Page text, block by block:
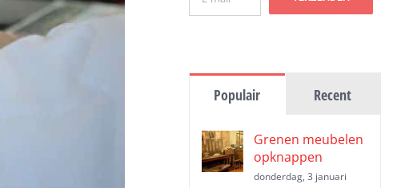
Populair Recent
Grenen meubelen
opknappen
donderdag, 3 januari